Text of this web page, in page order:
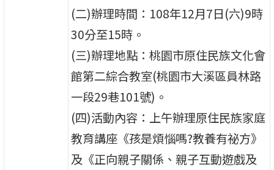
(二)辦理時間：108年12月7日(六)9時
30分至15時。
(三)辦理地點：桃園市原住民族文化會
館第二綜合教室(桃園市大溪區員林路
一段29巷101號)。
(四)活動內容：上午辦理原住民族家庭
教育講座《孩是煩惱嗎?教養有祕方》
及《正向親子關係、親子互動遊戲及